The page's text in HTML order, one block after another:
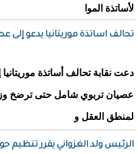
لأساتذة الموا
تحالف اساتذة موريتانيا يدعو إلى
دعت نقابة تحالف أساتذة
عصيان تربوي شامل حتى ترضخ
لمنطق العقل و
الرئيس ولد الغزواني يقرر تنظيم